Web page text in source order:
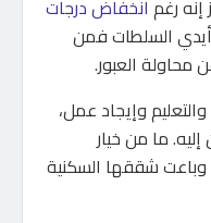
إنه رغم انخفاض درجات
السلطات فمن
محاولة العبور.
وإيجاد عمل،
ما من خيار
وباعت شققها السكنية